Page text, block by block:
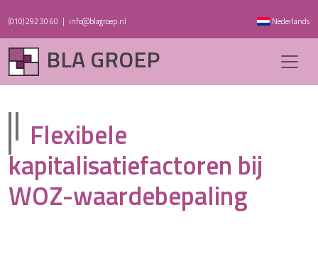
(010) 292 30 60 | info@blagroep.nl Nederlands
BLA GROEP
Flexibele
kapitalisatiefactoren bij
WOZ-waardebepaling